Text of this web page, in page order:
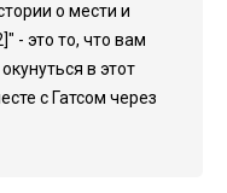
о мести и
- это то, что вам
в этот
с Гатсом через